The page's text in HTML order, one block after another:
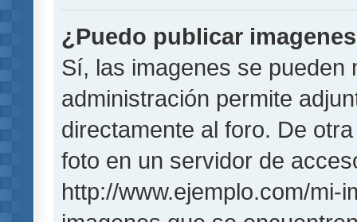
¿Puedo publicar
Sí, las imagenes se pueden
administración permite
directamente al foro. De
foto en un servidor de
http://www.ejemplo.com/mi-